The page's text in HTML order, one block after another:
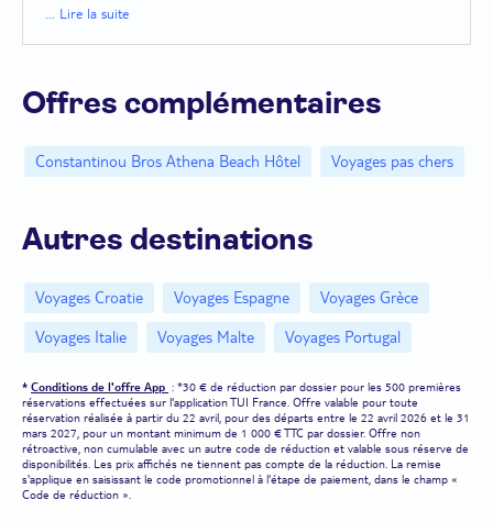
petite station balnéaire bourrée de charme et pourvues de plages
l'atmosphère sacrée de cet exceptionnel site antique ; profitez du
trésors archéologiques.
... Lire la suite
Offres complémentaires
Constantinou Bros Athena Beach Hôtel Voyages pas chers
Autres destinations
Voyages Croatie Voyages Espagne
Voyages Grèce
Voyages Italie
Voyages Malte Voyages Portugal
* Conditions de l'offre App : *30 € de réduction par dossier pour les 500 premières
réservations effectuées sur l'application TUI France. Offre valable pour toute
réservation réalisée à partir du 22 avril, pour des départs entre le 22 avril 2026 et le 31
mars 2027, pour un montant minimum de 1 000 € TTC par dossier. Offre non
rétroactive, non cumulable avec un autre code de réduction et valable sous réserve de
disponibilités. Les prix affichés ne tiennent pas compte de la réduction. La remise
s'applique en saisissant le code promotionnel à l'étape de paiement, dans le champ «
Code de réduction ».